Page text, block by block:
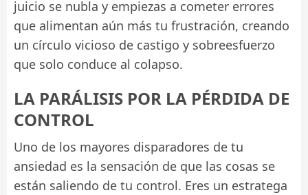
juicio se nubla y empiezas a cometer errores
que alimentan aún más tu frustración, creando
un círculo vicioso de castigo y sobreesfuerzo
que solo conduce al colapso.
LA PARÁLISIS POR LA PÉRDIDA DE
CONTROL
Uno de los mayores disparadores de tu
ansiedad es la sensación de que las cosas se
están saliendo de tu control. Eres un estratega